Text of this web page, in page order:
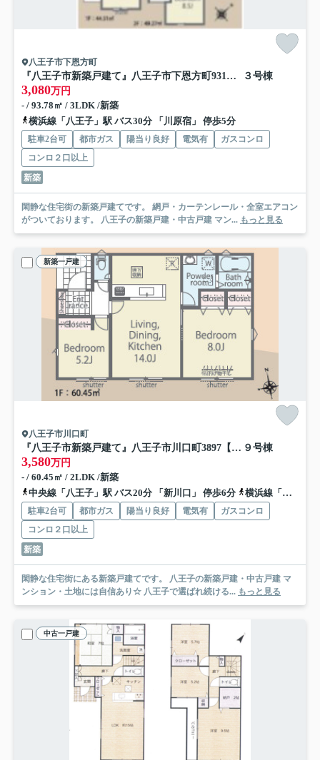
八王子市下恩方町
『八王子市新築戸建て』八王子市下恩方町931【仲介手数料無料】 ２４－１期 ３号棟
3,080万円
- / 93.78㎡ / 3LDK /新築
横浜線「八王子」駅 バス30分 「川原宿」 停歩5分
駐車2台可 都市ガス 陽当り良好 電気有
ガスコンロ
コンロ２口以上
新築
閑静な住宅街の新築戸建てです。 網戸・カーテンレール・全室エアコン
がついております。 八王子の新築戸建・中古戸建 マン... もっと見る
新築一戸建
八王子市川口町
『八王子市新築戸建て』八王子市川口町3897【仲介手数料無料】 ２３－３期 ９号棟
3,580万円
- / 60.45㎡ / 2LDK /新築
中央線「八王子」駅 バス20分 「新川口」 停歩6分
横浜線「八王子」駅 バス20分 「新川口」 停歩6分
駐車2台可 都市ガス 陽当り良好 電気有
ガスコンロ
コンロ２口以上
新築
閑静な住宅街にある新築戸建てです。 八王子の新築戸建・中古戸建 マ
ンション・土地には自信あり☆ 八王子で選ばれ続ける... もっと見る
中古一戸建